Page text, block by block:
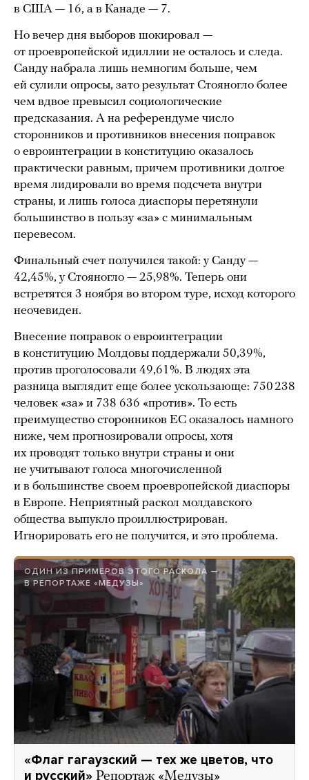
в США — 16, а в Канаде — 7.
Но вечер дня выборов шокировал —
от проевропейской идиллии не осталось и следа.
Санду набрала лишь немногим больше, чем
ей сулили опросы, зато результат Стояногло более
чем вдвое превысил социологические
предсказания. А на референдуме число
сторонников и противников внесения поправок
о евроинтеграции в конституцию оказалось
практически равным, причем противники долгое
время лидировали во время подсчета внутри
страны, и лишь голоса диаспоры перетянули
большинство в пользу «за» с минимальным
перевесом.
Финальный счет получился такой: у Санду —
42,45%, у Стояногло — 25,98%. Теперь они
встретятся 3 ноября во втором туре, исход которого
неочевиден.
Внесение поправок о евроинтеграции
в конституцию Молдовы поддержали 50,39%,
против проголосовали 49,61%. В людях эта
разница выглядит еще более ускользающе: 750 238
человек «за» и 738 636 «против». То есть
преимущество сторонников ЕС оказалось намного
ниже, чем прогнозировали опросы, хотя
их проводят только внутри страны и они
не учитывают голоса многочисленной
и в большинстве своем проевропейской диаспоры
в Европе. Неприятный раскол молдавского
общества выпукло проиллюстрирован.
Игнорировать его не получится, и это проблема.
ОДИН ИЗ ПРИМЕРОВ ЭТОГО РАСКОЛА —
В РЕПОРТАЖЕ «МЕДУЗЫ»
«Флаг гагаузский — тех же цветов, что
и русский» Репортаж «Медузы»